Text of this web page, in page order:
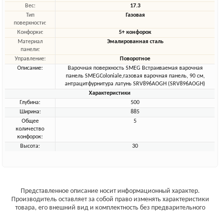
Вес:
17.3
Тип
поверхности:
Газовая
Конфорки:
5+ конфорок
Материал
панели:
Эмалированная сталь
Управление:
Поворотное
Описание:
Варочная поверхность SMEG Встраиваемая варочная
панель SMEGColoniale,газовая варочная панель, 90 см,
антрацитфурнитура латунь SRV896AOGH (SRV896AOGH)
Характеристики
Глубина:
500
Ширина:
885
Общее
количество
конфорок:
5
Высота: 30
Представленное описание носит информационный характер.
Производитель оставляет за собой право изменять характеристики
товара, его внешний вид и комплектность без предварительного